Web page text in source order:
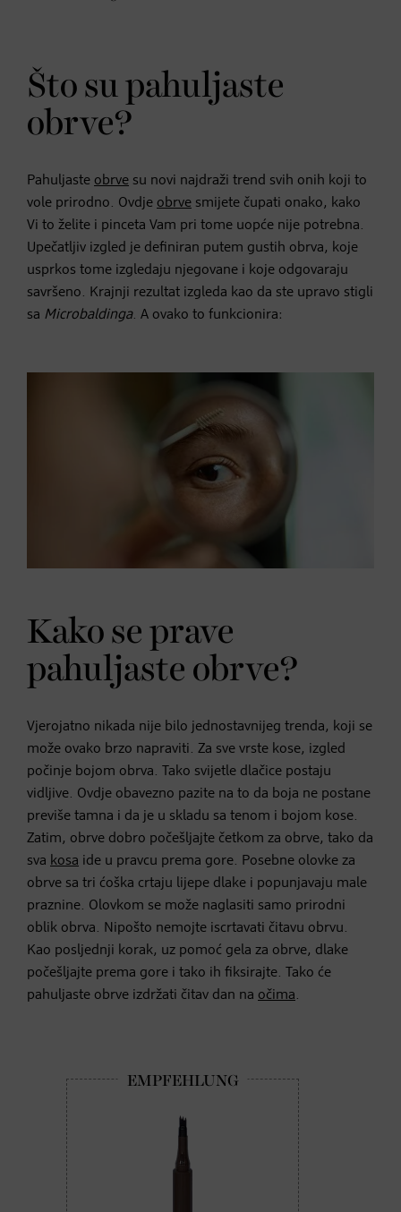
Što su pahuljaste
obrve?
Pahuljaste obrve su novi najdraži trend svih onih koji to
vole prirodno. Ovdje obrve smijete čupati onako, kako
Vi to želite i pinceta Vam pri tome uopće nije potrebna.
Upečatljiv izgled je definiran putem gustih obrva, koje
usprkos tome izgledaju njegovane i koje odgovaraju
savršeno. Krajnji rezultat izgleda kao da ste upravo stigli
sa Microbaldinga. A ovako to funkcionira:
Kako se prave
pahuljaste obrve?
Vjerojatno nikada nije bilo jednostavnijeg trenda, koji se
može ovako brzo napraviti. Za sve vrste kose, izgled
počinje bojom obrva. Tako svijetle dlačice postaju
vidljive. Ovdje obavezno pazite na to da boja ne postane
previše tamna i da je u skladu sa tenom i bojom kose.
Zatim, obrve dobro počešljajte četkom za obrve, tako da
sva kosa ide u pravcu prema gore. Posebne olovke za
obrve sa tri ćoška crtaju lijepe dlake i popunjavaju male
praznine. Olovkom se može naglasiti samo prirodni
oblik obrva. Nipošto nemojte iscrtavati čitavu obrvu.
Kao posljednji korak, uz pomoć gela za obrve, dlake
počešljajte prema gore i tako ih fiksirajte. Tako će
pahuljaste obrve izdržati čitav dan na očima.